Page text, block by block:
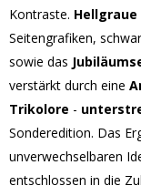
Kontraste.
Seitengrafiken,
sowie das
verstärkt durch eine
Trikolore -
Sonderedition. Das
unverwechselbaren
entschlossen in die